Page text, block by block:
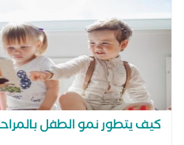
كيف يتطور نمو الطفل